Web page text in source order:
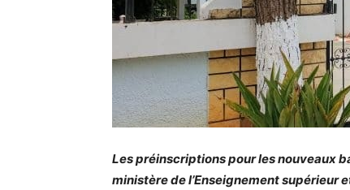
Les préinscriptions pour les nouveaux
ministère de l’Enseignement supérieur